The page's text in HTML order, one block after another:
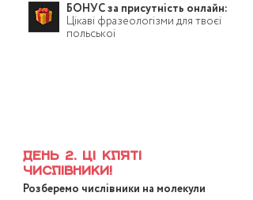
День 2. Ці кляті
числівники!
Розберемо числівники на молекули
БОНУС за присутність онлайн:
Цікаві фразеологізми для твоєї
польської